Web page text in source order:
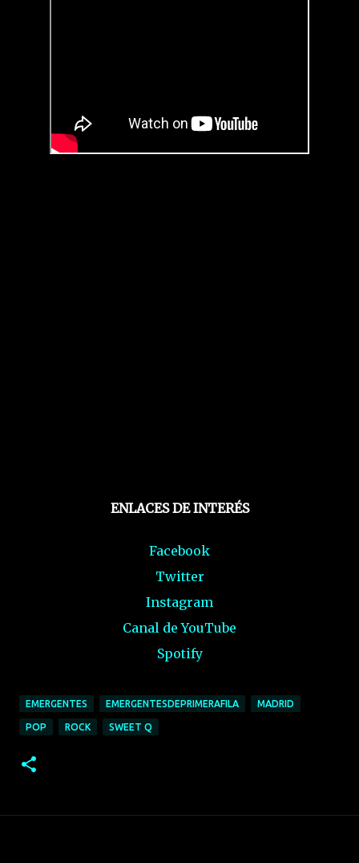
ENLACES DE INTERÉS
Facebook
Twitter
Instagram
Canal de YouTube
Spotify
EMERGENTES EMERGENTESDEPRIMERAFILA MADRID
POP ROCK SWEET Q